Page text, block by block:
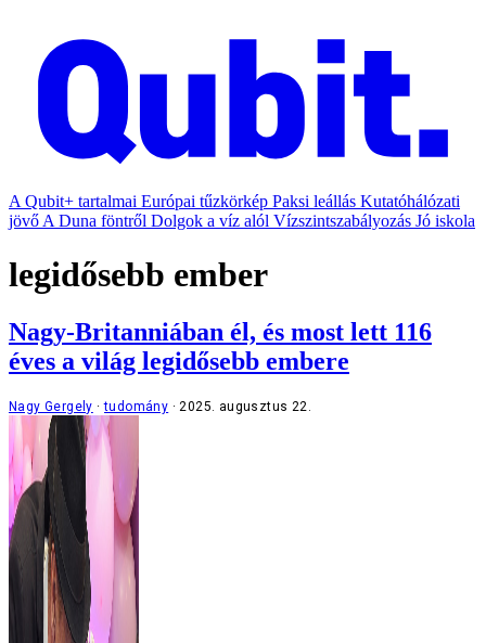
A Qubit+ tartalmai Európai tűzkörkép Paksi leállás Kutatóhálózati
jövő A Duna föntről Dolgok a víz alól Vízszintszabályozás Jó iskola
legidősebb ember
Nagy-Britanniában él, és most lett 116
éves a világ legidősebb embere
Nagy Gergely tudomány 2025. augusztus 22.